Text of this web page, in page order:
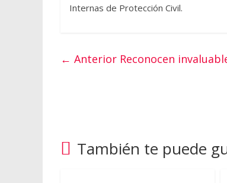
Internas de Protección Civil.
← Anterior Reconocen
También te puede